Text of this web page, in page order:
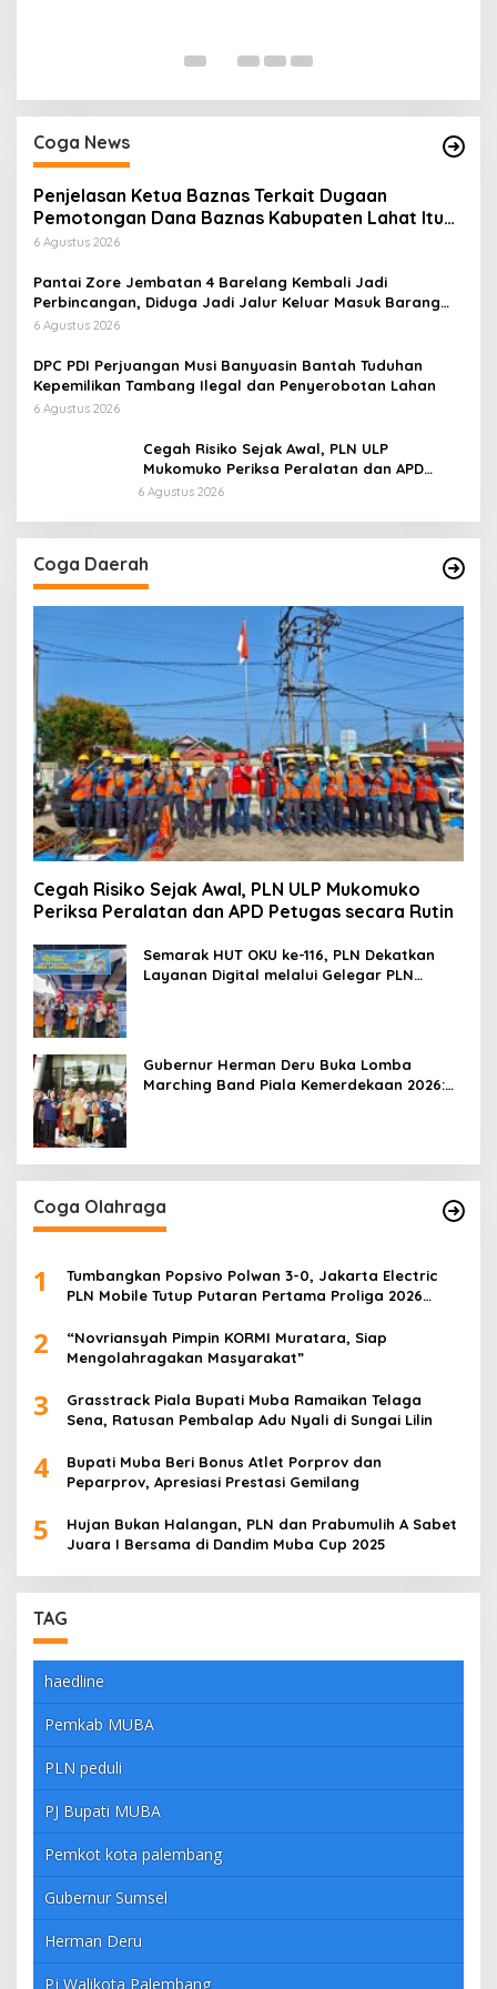
Coga News
Penjelasan Ketua Baznas Terkait Dugaan
Pemotongan Dana Baznas Kabupaten Lahat Itu
Tidak Benar
6 Agustus 2026
Pantai Zore Jembatan 4 Barelang Kembali Jadi
Perbincangan, Diduga Jadi Jalur Keluar Masuk Barang
Tanpa Dokumen Kepabeanan, Nama Berinisial WL
di Kawasan Pesisir
6 Agustus 2026
DPC PDI Perjuangan Musi Banyuasin Bantah Tuduhan
Kepemilikan Tambang Ilegal dan Penyerobotan Lahan
6 Agustus 2026
Cegah Risiko Sejak Awal, PLN ULP
Mukomuko Periksa Peralatan dan APD
Petugas secara Rutin
6 Agustus 2026
Coga Daerah
Cegah Risiko Sejak Awal, PLN ULP Mukomuko
Periksa Peralatan dan APD Petugas secara Rutin
Semarak HUT OKU ke-116, PLN Dekatkan
Layanan Digital melalui Gelegar PLN
Gubernur Herman Deru Buka Lomba
Marching Band Piala Kemerdekaan 2026:
Coga Olahraga
1
Tumbangkan Popsivo Polwan 3-0, Jakarta Electric
PLN Mobile Tutup Putaran Pertama Proliga 2026
2
“Novriansyah Pimpin KORMI Muratara, Siap
Mengolahragakan Masyarakat”
3
Grasstrack Piala Bupati Muba Ramaikan Telaga
Sena, Ratusan Pembalap Adu Nyali di Sungai Lilin
4
Bupati Muba Beri Bonus Atlet Porprov dan
Peparprov, Apresiasi Prestasi Gemilang
5
Hujan Bukan Halangan, PLN dan Prabumulih A Sabet
Juara I Bersama di Dandim Muba Cup 2025
TAG
haedline
Pemkab MUBA
PLN peduli
PJ Bupati MUBA
Pemkot kota palembang
Gubernur Sumsel
Herman Deru
Pj Walikota Palembang